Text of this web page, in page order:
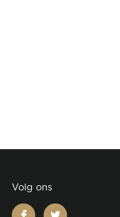
Volg ons
facebooktwitter